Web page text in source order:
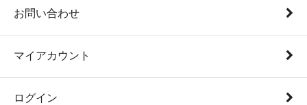
お問い合わせ
マイアカウント
ログイン